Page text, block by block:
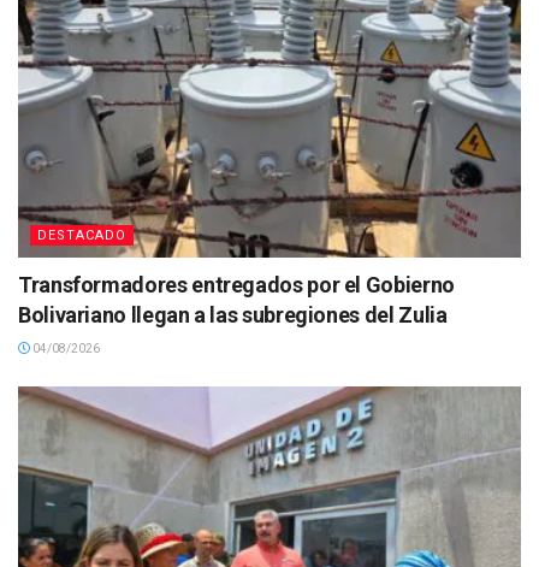
DESTACADO
Transformadores entregados por el Gobierno
Bolivariano llegan a las subregiones del Zulia
04/08/2026